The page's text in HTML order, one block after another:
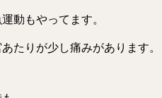
動もやってます。
たりが少し痛みがあります。